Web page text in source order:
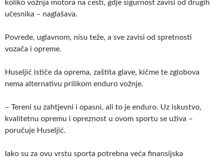
koliko vožnja motora na cesti, gdje sigurnost zavisi od drugih
učesnika – naglašava.
Povrede, uglavnom, nisu teže, a sve zavisi od spretnosti
vozača i opreme.
Huseljić ističe da oprema, zaštita glave, kičme te zglobova
nema alternativu prilikom enduro vožnje.
– Tereni su zahtjevni i opasni, ali to je enduro. Uz iskustvo,
kvalitetnu opremu i opreznost u ovom sportu se uživa –
poručuje Huseljić.
Iako su za ovu vrstu sporta potrebna veća finansijska